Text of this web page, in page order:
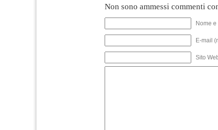
Non sono ammessi commenti
Nome
E-mail
Sito